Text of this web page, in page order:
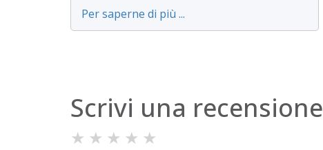
Per saperne di più ...
Scrivi una recensione
★ ★ ★ ★ ★